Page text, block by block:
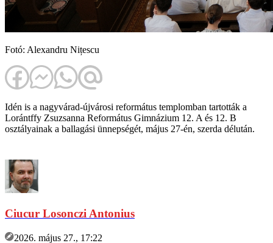
Fotó: Alexandru Nițescu
Idén is a nagyvárad-újvárosi református templomban tartották a
Lorántffy Zsuzsanna Református Gimnázium 12. A és 12. B
osztályainak a ballagási ünnepségét, május 27-én, szerda délután.
Ciucur Losonczi Antonius
2026. május 27., 17:22